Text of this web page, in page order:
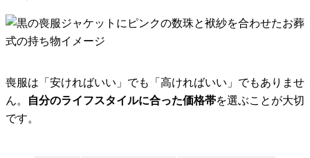
喪服は「安ければいい」でも「高ければいい」でもありませ
ん。
自分のライフスタイルに合った価格帯を選ぶことが大切
です。